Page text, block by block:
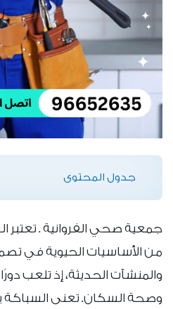
جدول المحتوى
جمعية صحي الفروانية .
من الأساسيات الحيوية في
والمنشآت الحديثة، إذ تلعب
وصحة السكان. تعنى السباكة